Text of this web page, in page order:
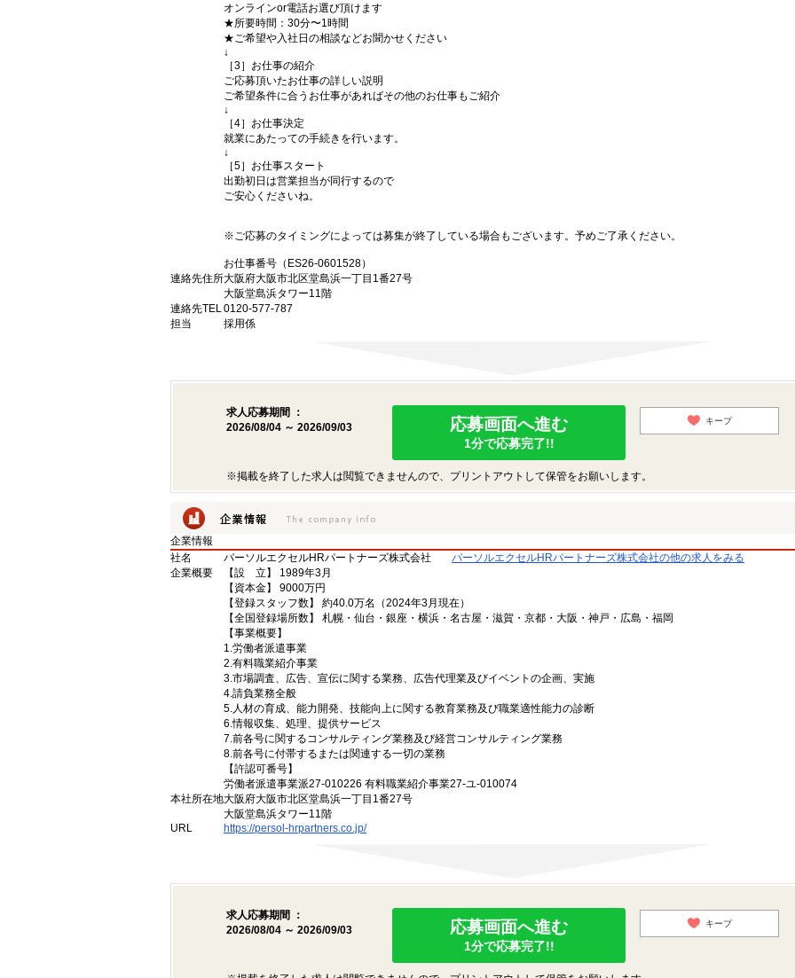
オンラインor電話お選び頂けます
★所要時間：30分〜1時間
★ご希望や入社日の相談などお聞かせください
↓
［3］お仕事の紹介
ご応募頂いたお仕事の詳しい説明
ご希望条件に合うお仕事があればその他のお仕事もご紹介
↓
［4］お仕事決定
就業にあたっての手続きを行います。
↓
［5］お仕事スタート
出勤初日は営業担当が同行するので
ご安心くださいね。
※ご応募のタイミングによっては募集が終了している場合もございます。予めご了承ください。
お仕事番号（ES26-0601528）
連絡先住所大阪府大阪市北区堂島浜一丁目1番27号
大阪堂島浜タワー11階
連絡先TEL0120-577-787
担当
採用係
求人応募期間 ：
2026/08/04 ～ 2026/09/03
応募画面へ進む
1分で応募完了!!
キープ
※掲載を終了した求人は閲覧できませんので、プリントアウトして保管をお願いします。
企業情報
社名
パーソルエクセルHRパートナーズ株式会社
パーソルエクセルHRパートナーズ株式会社の他の求人をみる
企業概要
【設 立】 1989年3月
【資本金】 9000万円
【登録スタッフ数】 約40.0万名（2024年3月現在）
【全国登録場所数】 札幌・仙台・銀座・横浜・名古屋・滋賀・京都・大阪・神戸・広島・福岡
【事業概要】
1.労働者派遣事業
2.有料職業紹介事業
3.市場調査、広告、宣伝に関する業務、広告代理業及びイベントの企画、実施
4.請負業務全般
5.人材の育成、能力開発、技能向上に関する教育業務及び職業適性能力の診断
6.情報収集、処理、提供サービス
7.前各号に関するコンサルティング業務及び経営コンサルティング業務
8.前各号に付帯するまたは関連する一切の業務
【許認可番号】
労働者派遣事業派27-010226 有料職業紹介事業27-ユ-010074
本社所在地大阪府大阪市北区堂島浜一丁目1番27号
大阪堂島浜タワー11階
URL
https://persol-hrpartners.co.jp/
求人応募期間 ：
2026/08/04 ～ 2026/09/03
応募画面へ進む
1分で応募完了!!
キープ